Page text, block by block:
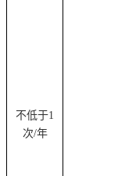
不低于1
次/年